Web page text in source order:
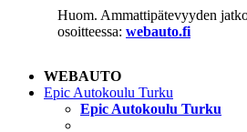
Huom. Ammattipätevyyden
osoitteessa: webauto.fi
WEBAUTO
Epic Autokoulu Turku
Epic Autokoulu Turku